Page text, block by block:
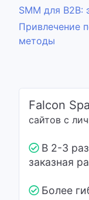
SMM для B2B:
Привлечение
методы
Falcon
сайтов с
В 2-3
заказная
Более